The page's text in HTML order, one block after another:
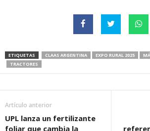
ETIQUETAS CLAAS ARGENTINA EXPO RURAL 2025
TRACTORES
Artículo anterior
UPL lanza un fertilizante
foliar que cambia la